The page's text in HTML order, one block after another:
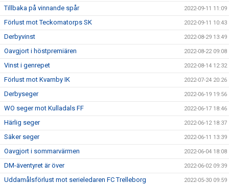
Tillbaka på vinnande spår 2022-09-11 11:09
Förlust mot Teckomatorps SK 2022-09-11 10:43
Derbyvinst 2022-08-29 13:49
Oavgjort i höstpremiären 2022-08-22 09:08
Vinst i genrepet 2022-08-14 12:32
Förlust mot Kvarnby IK 2022-07-24 20:26
Derbyseger 2022-06-19 19:56
WO seger mot Kulladals FF 2022-06-17 18:46
Härlig seger 2022-06-12 18:37
Säker seger 2022-06-11 13:39
Oavgjort i sommarvärmen 2022-06-04 18:08
DM-äventyret är över 2022-06-02 09:39
Uddamålsförlust mot serieledaren FC Trelleborg 2022-05-30 09:59